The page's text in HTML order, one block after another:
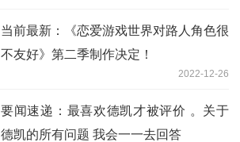
当前最新：《恋爱游戏世界对路人角色很
不友好》第二季制作决定！
2022-12-26
要闻速递：最喜欢德凯才被评价 。关于
德凯的所有问题 我会一一去回答